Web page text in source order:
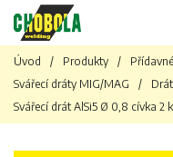
Úvod / Produkty /
Svářecí dráty MIG/MAG
/
Svářecí drát AlSi5 Ø 0,8 cívka 2